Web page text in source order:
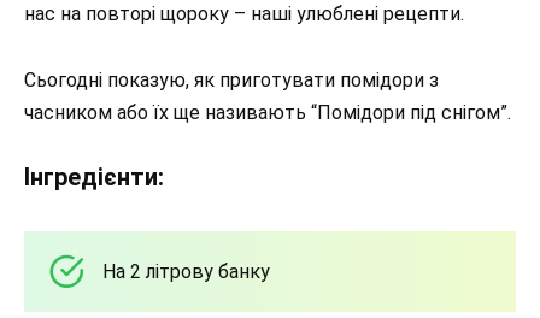
нас на повторі щороку – наші улюблені рецепти.
Сьогодні показую, як приготувати помідори з
часником або їх ще називають “Помідори під снігом”.
Інгредієнти:
На 2 літрову банку